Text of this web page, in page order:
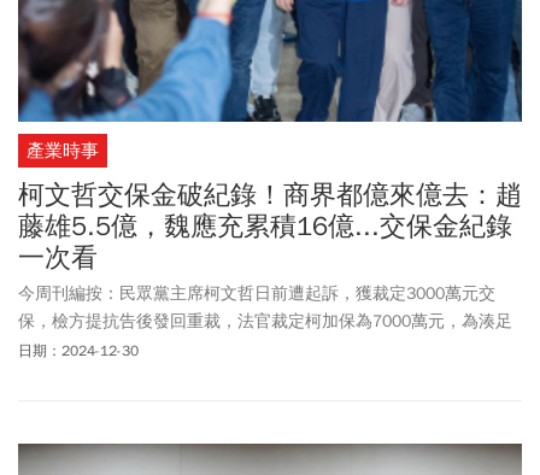
重大案件，被法界稱為「百億犯罪剋星」。
產業時事
柯文哲交保金破紀錄！商界都億來億去：趙
藤雄5.5億，魏應充累積16億...交保金紀錄
一次看
今周刊編按：民眾黨主席柯文哲日前遭起訴，獲裁定3000萬元交
保，檢方提抗告後發回重裁，法官裁定柯加保為7000萬元，為湊足
4000萬元保釋金，柯妻陳佩琪、黨團立委多方籌錢，終於湊齊，由
哲打破了。而商界常見破億，遠雄集團創辦人趙藤雄5.5億、頂新集
日期：2024-12-30